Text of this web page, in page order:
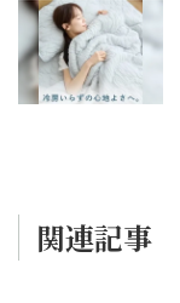
関連記事